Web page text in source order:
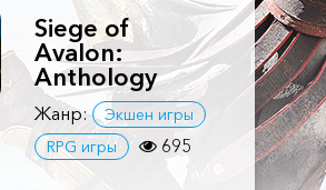
Siege of
Avalon:
Anthology
Жанр:
Экшен игры
RPG игры
695